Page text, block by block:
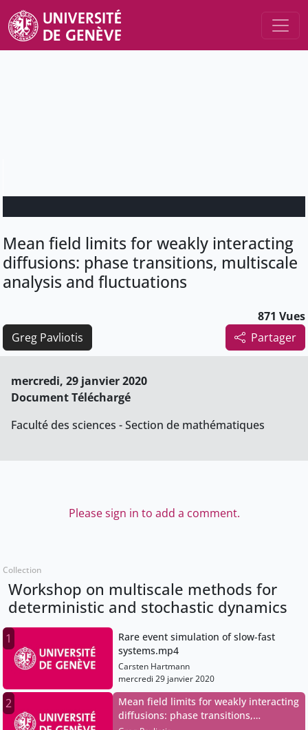
Mean field limits for weakly interacting
diffusions: phase transitions, multiscale
analysis and fluctuations
871 Vues
Partager
Greg Pavliotis
mercredi, 29 janvier 2020
Document Téléchargé
Faculté des sciences - Section de mathématiques
Please sign in to add a comment.
Collection
Workshop on multiscale methods for
deterministic and stochastic dynamics
1
Rare event simulation of slow-fast
systems.mp4
Carsten Hartmann
mercredi 29 janvier 2020
2
Mean field limits for weakly interacting
diffusions: phase transitions,